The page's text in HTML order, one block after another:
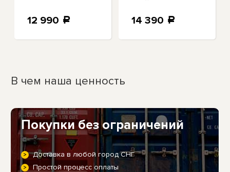
Andie Holland
Garden.
12 990 a 14 390 a
В чем наша ценность
Покупки без ограничений
Доставка в любой город СНГ
Простой процесс оплаты